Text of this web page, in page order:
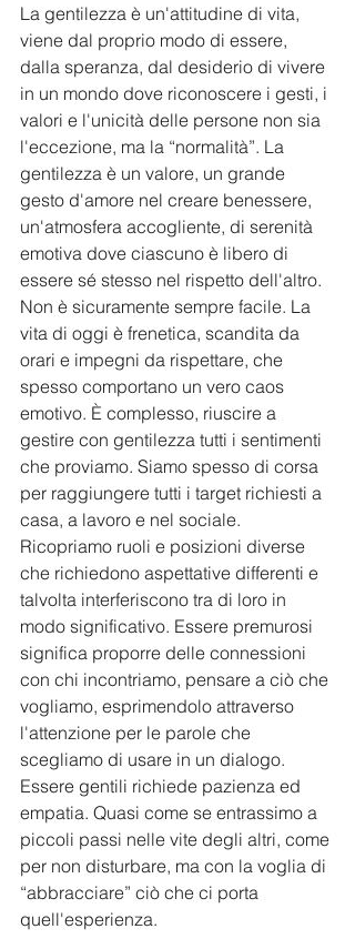
La gentilezza è un'attitudine di vita,
viene dal proprio modo di essere,
dalla speranza, dal desiderio di vivere
in un mondo dove riconoscere i gesti, i
valori e l'unicità delle persone non sia
l'eccezione, ma la “normalità”. La
gentilezza è un valore, un grande
gesto d'amore nel creare benessere,
un'atmosfera accogliente, di serenità
emotiva dove ciascuno è libero di
essere sé stesso nel rispetto dell'altro.
Non è sicuramente sempre facile. La
vita di oggi è frenetica, scandita da
orari e impegni da rispettare, che
spesso comportano un vero caos
emotivo. È complesso, riuscire a
gestire con gentilezza tutti i sentimenti
che proviamo. Siamo spesso di corsa
per raggiungere tutti i target richiesti a
casa, a lavoro e nel sociale.
Ricopriamo ruoli e posizioni diverse
che richiedono aspettative differenti e
talvolta interferiscono tra di loro in
modo significativo. Essere premurosi
significa proporre delle connessioni
con chi incontriamo, pensare a ciò che
vogliamo, esprimendolo attraverso
l'attenzione per le parole che
scegliamo di usare in un dialogo.
Essere gentili richiede pazienza ed
empatia. Quasi come se entrassimo a
piccoli passi nelle vite degli altri, come
per non disturbare, ma con la voglia di
“abbracciare” ciò che ci porta
quell'esperienza.